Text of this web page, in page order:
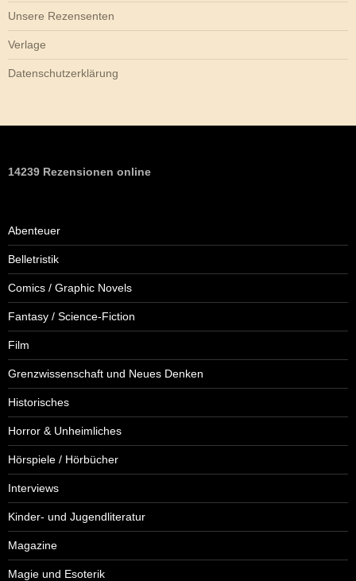
Unsere Rezensenten
Verlage
Datenschutzerklärung
14239 Rezensionen online
Abenteuer
Belletristik
Comics / Graphic Novels
Fantasy / Science-Fiction
Film
Grenzwissenschaft und Neues Denken
Historisches
Horror & Unheimliches
Hörspiele / Hörbücher
Interviews
Kinder- und Jugendliteratur
Magazine
Magie und Esoterik